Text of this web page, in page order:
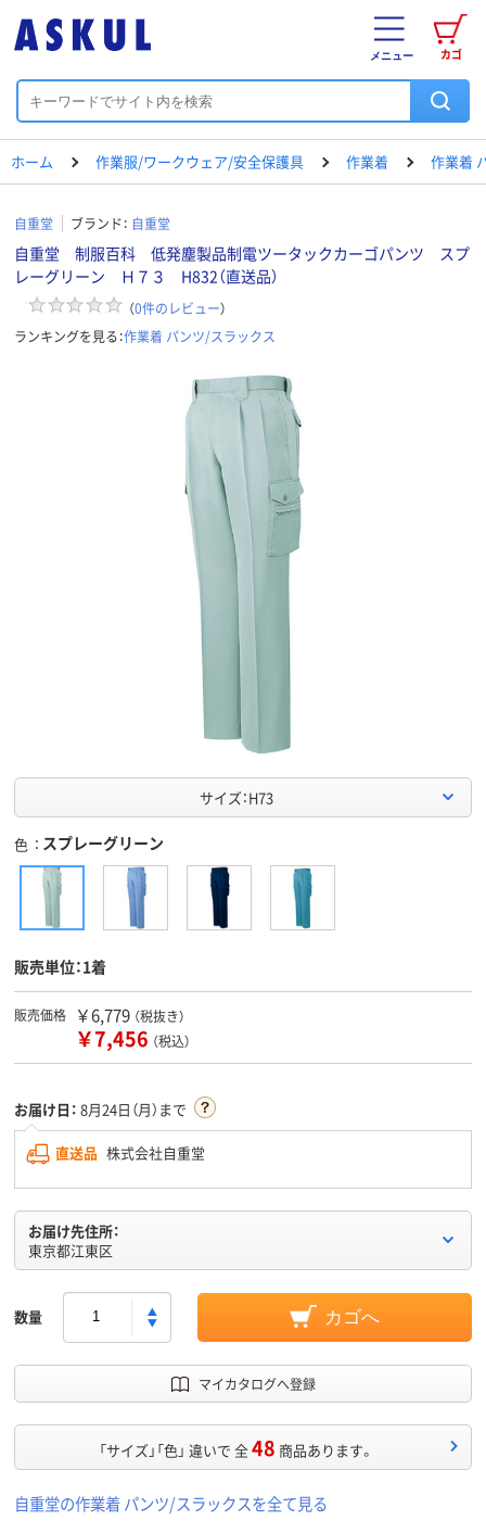
カゴ
メニュー
ホーム 作業服/ワークウェア/安全保護具 作業着 作業着
自重堂 ブランド： 自重堂
自重堂 制服百科 低発塵製品制電ツータックカーゴパンツ スプ
レーグリーン Ｈ７３ H832（直送品）
（0件のレビュー）
ランキングを見る：作業着 パンツ/スラックス
サイズ：H73
色 スプレーグリーン
販売単位：1着
販売価格 ￥6,779 （税抜き）
￥7,456 （税込）
お届け日： 8月24日（月）まで
直送品 株式会社自重堂
お届け先住所：
東京都江東区
数量 カゴへ
マイカタログへ登録
「サイズ」「色」 違いで 全48 商品あります。
自重堂の作業着 パンツ/スラックスを全て見る